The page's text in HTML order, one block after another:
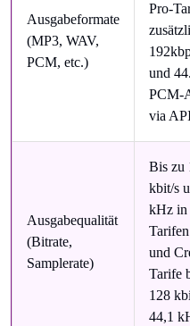
Ausgabeformate
(MP3, WAV,
PCM, etc.)
Pro-
und
PCM-
via
Ausgabequalität
(Bitrate,
Samplerate)
Bis zu
kbit/s
kHz in
und
Tarife
128
44,1